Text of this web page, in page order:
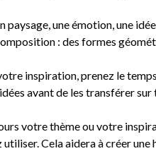
une émotion, une
: des formes
inspiration, prenez le
avant de les transférer sur
votre thème ou votre
Cela aidera à créer